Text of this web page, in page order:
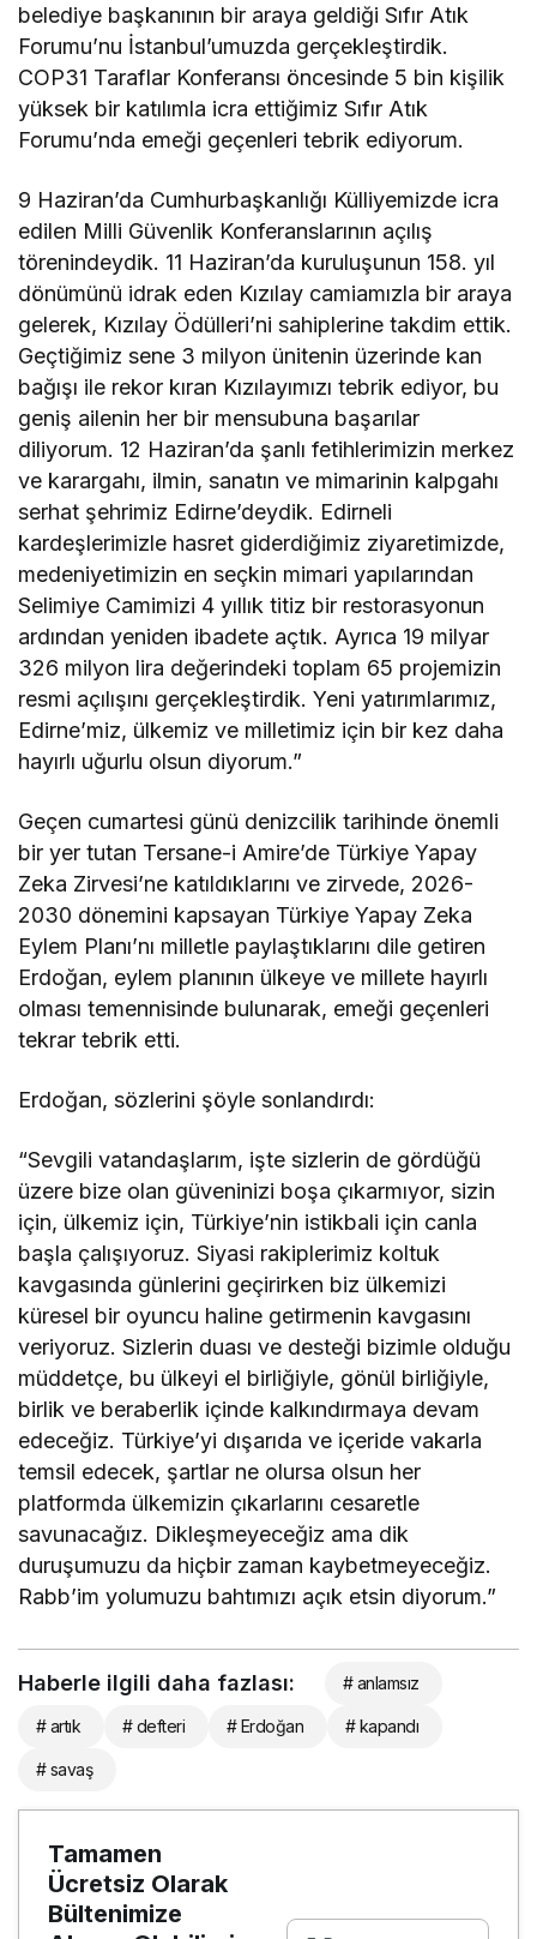
belediye başkanının bir araya geldiği Sıfır Atık
Forumu’nu İstanbul’umuzda gerçekleştirdik.
COP31 Taraflar Konferansı öncesinde 5 bin kişilik
yüksek bir katılımla icra ettiğimiz Sıfır Atık
Forumu’nda emeği geçenleri tebrik ediyorum.
9 Haziran’da Cumhurbaşkanlığı Külliyemizde icra
edilen Milli Güvenlik Konferanslarının açılış
törenindeydik. 11 Haziran’da kuruluşunun 158. yıl
dönümünü idrak eden Kızılay camiamızla bir araya
gelerek, Kızılay Ödülleri’ni sahiplerine takdim ettik.
Geçtiğimiz sene 3 milyon ünitenin üzerinde kan
bağışı ile rekor kıran Kızılayımızı tebrik ediyor, bu
geniş ailenin her bir mensubuna başarılar
diliyorum. 12 Haziran’da şanlı fetihlerimizin merkez
ve karargahı, ilmin, sanatın ve mimarinin kalpgahı
serhat şehrimiz Edirne’deydik. Edirneli
kardeşlerimizle hasret giderdiğimiz ziyaretimizde,
medeniyetimizin en seçkin mimari yapılarından
Selimiye Camimizi 4 yıllık titiz bir restorasyonun
ardından yeniden ibadete açtık. Ayrıca 19 milyar
326 milyon lira değerindeki toplam 65 projemizin
resmi açılışını gerçekleştirdik. Yeni yatırımlarımız,
Edirne’miz, ülkemiz ve milletimiz için bir kez daha
hayırlı uğurlu olsun diyorum.”
Geçen cumartesi günü denizcilik tarihinde önemli
bir yer tutan Tersane-i Amire’de Türkiye Yapay
Zeka Zirvesi’ne katıldıklarını ve zirvede, 2026-
2030 dönemini kapsayan Türkiye Yapay Zeka
Eylem Planı’nı milletle paylaştıklarını dile getiren
Erdoğan, eylem planının ülkeye ve millete hayırlı
olması temennisinde bulunarak, emeği geçenleri
tekrar tebrik etti.
Erdoğan, sözlerini şöyle sonlandırdı:
“Sevgili vatandaşlarım, işte sizlerin de gördüğü
üzere bize olan güveninizi boşa çıkarmıyor, sizin
için, ülkemiz için, Türkiye’nin istikbali için canla
başla çalışıyoruz. Siyasi rakiplerimiz koltuk
kavgasında günlerini geçirirken biz ülkemizi
küresel bir oyuncu haline getirmenin kavgasını
veriyoruz. Sizlerin duası ve desteği bizimle olduğu
müddetçe, bu ülkeyi el birliğiyle, gönül birliğiyle,
birlik ve beraberlik içinde kalkındırmaya devam
edeceğiz. Türkiye’yi dışarıda ve içeride vakarla
temsil edecek, şartlar ne olursa olsun her
platformda ülkemizin çıkarlarını cesaretle
savunacağız. Dikleşmeyeceğiz ama dik
duruşumuzu da hiçbir zaman kaybetmeyeceğiz.
Rabb’im yolumuzu bahtımızı açık etsin diyorum.”
Haberle ilgili daha fazlası: # anlamsız
# artık # defteri # Erdoğan # kapandı
# savaş
Tamamen
Ücretsiz Olarak
Bültenimize